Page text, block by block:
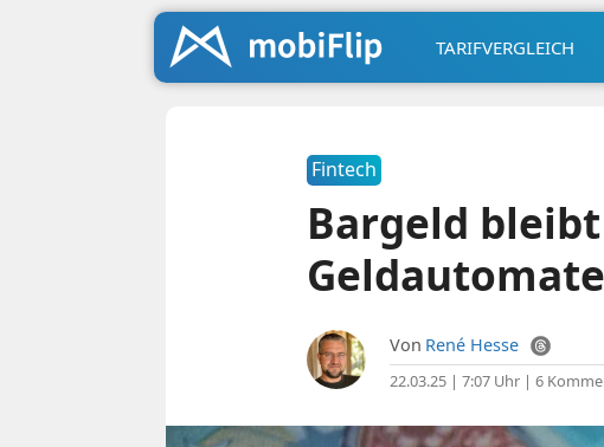
TARIFVERGLEICH
Fintech
Bargeld
Von René Hesse
22.03.25 | 7:07 Uhr| 6